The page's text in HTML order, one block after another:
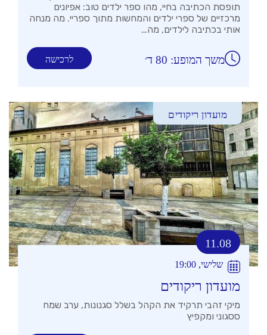
תופסת הכתיבה בחיי, מהו ספר ילדים טוב: אפיונים
מרכזיים של ספרי ילדים והמחשות מתוך ספריי. מה מנחה
אותי בכתיבה לילדים, מה…
לרכישה משך המופע: 80 ד׳
מועדון ריקודים
11.08
שלישי, 19:00
מועדון ריקודים
מיקי זהבי תרקיד את הקהל בשלל סגנונות, ערב שמח
ססגוני ומקפיץ